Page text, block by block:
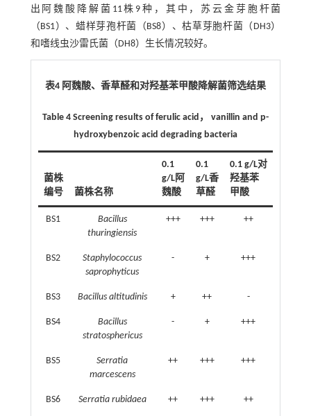
出阿魏酸降解菌11株9种，其中，苏云金芽胞杆菌
（BS1）、蜡样芽孢杆菌（BS8）、枯草芽胞杆菌（DH3）
和嗜线虫沙雷氏菌（DH8）生长情况较好。
表4 阿魏酸、香草醛和对羟基苯甲酸降解菌筛选结果
Table 4 Screening results of ferulic acid， vanillin and p-
hydroxybenzoic acid degrading bacteria
菌株
编号
菌株名称
0.1
g/L阿
魏酸
0.1
g/L香
草醛
0.1 g/L对
羟基苯
甲酸
BS1
Bacillus
thuringiensis
+++ +++ ++
BS2
Staphylococcus
saprophyticus
- + +++
BS3 Bacillus altitudinis + ++ -
BS4
Bacillus
stratosphericus
- + +++
BS5
Serratia
marcescens
++ +++ +++
BS6 Serratia rubidaea ++ +++ ++